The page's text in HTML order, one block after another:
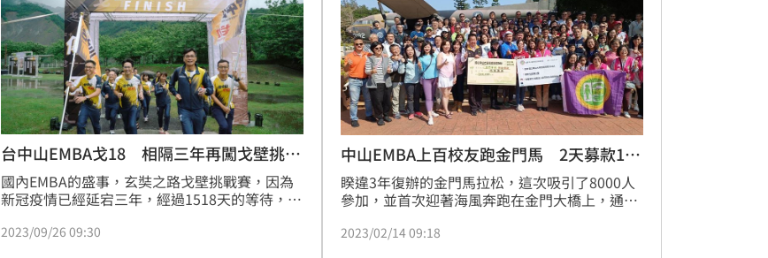
台中山EMBA戈18 相隔三年再闖戈壁挑戰
賽
國內EMBA的盛事，玄奘之路戈壁挑戰賽，因為
新冠疫情已經延宕三年，經過1518天的等待，第
團隊，歷經3年不懈怠的訓練和挑選，決定遵循
2023/09/26 09:30
中山EMBA上百校友跑金門馬 2天募款100
萬
睽違3年復辦的金門馬拉松，這次吸引了8000人
參加，並首次迎著海風奔跑在金門大橋上，通往
大學管理學院EMBA校友107人報名參加金門馬拉
2023/02/14 09:18